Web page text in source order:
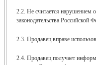
2.2. Не считается нарушением
законодательства Российской
2.3. Продавец вправе
2.4. Продавец получает